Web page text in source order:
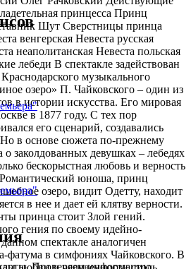
принцесса Принц
Шут Сверстницы принца
венгерская Невеста русская
неаполитанская Невеста польская
лебеди В спектакле задействован
музыкального
озеро» П. Чайковского – один из
в истории искусства. Его мировая
в 1877 году. С тех пор
его сценарий, создавались
в основе сюжета по-прежнему
о заколдованных девушках – лебедях
бескорыстная любовь и верность
юноша, принц
озеро, видит Одетту, находит
в нее и дает ей клятву верности.
принца стоит Злой гений.
гения по своему идейно-
спектакле аналогичен
фатума в симфониях Чайковского. В